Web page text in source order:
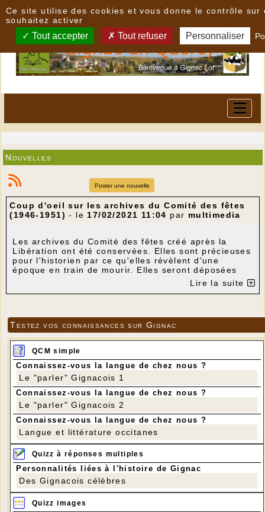
Nouvelles
Poster une nouvelle
Coup d'oeil sur les archives du Comité des fêtes
(1946-1951) - le17/02/2021 11:04 par multimedia
Les archives du Comité des fêtes créé après la
Libération ont été conservées. Elles sont précieuses
pour l'historien par ce qu'elles révèlent d'une
époque en train de mourir. Elles seront déposées
dans les archives de la Commune de Gignac et
mises à disposition des futurs chercheurs. Pour
dans la rubrique FÊTES ET LOISIRS D'HIER A
AUJOURD'HUI en cliquant sur l'onglet
1946 à 1951".
Lire la suite
Testez vos connaissances sur Gignac
QCM simple
Connaissez-vous la langue de chez nous ?
Le "parler" Gignacois 1
Connaissez-vous la langue de chez nous ?
Le "parler" Gignacois 2
Connaissez-vous la langue de chez nous ?
Langue et littérature occitanes
Quizz à réponses multiples
Personnalités liées à l'histoire de Gignac
Des Gignacois célèbres
Quizz images
Ce site utilise des cookies et vous donne le contrôle sur
souhaitez activer
Tout accepter Tout refuser Personnaliser